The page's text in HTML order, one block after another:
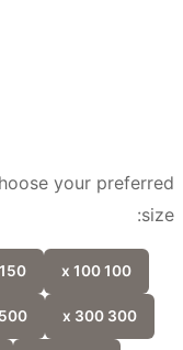
Choose your
300 x 300
500 x 723